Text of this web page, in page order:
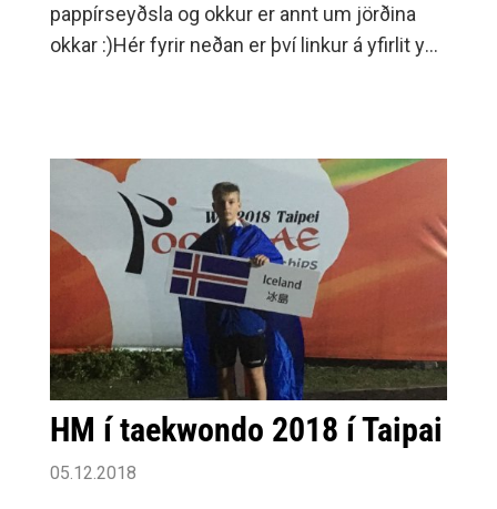
pappírseyðsla og okkur er annt um jörðina
okkar :)Hér fyrir neðan er því linkur á yfirlit yfir
HM í taekwondo 2018 í Taipai
05.12.2018